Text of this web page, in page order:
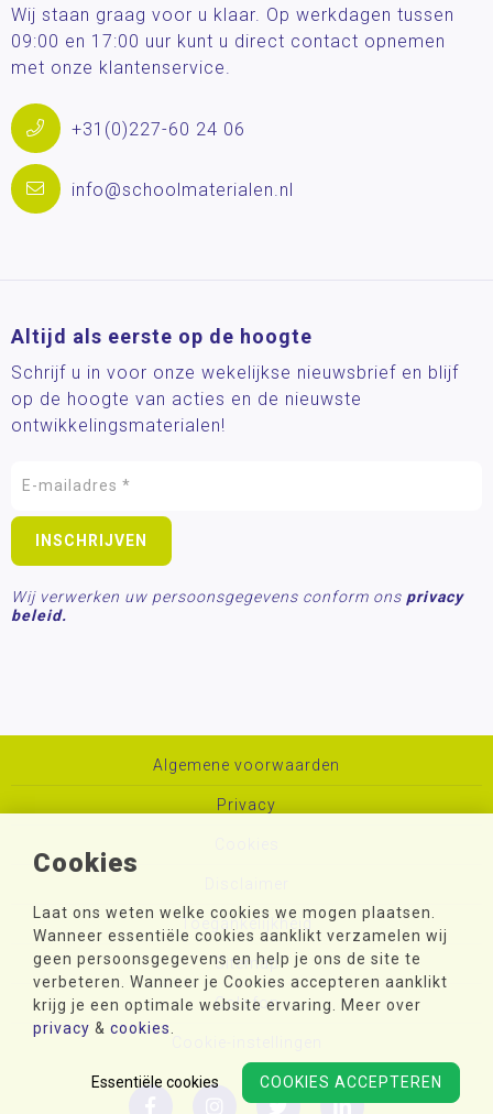
Cookies
Laat ons weten welke cookies we mogen plaatsen.
Wanneer essentiële cookies aanklikt verzamelen wij
geen persoonsgegevens en help je ons de site te
verbeteren. Wanneer je Cookies accepteren aanklikt
krijg je een optimale website ervaring. Meer over
privacy & cookies
COOKIES ACCEPTEREN
Essentiële cookies
Wij staan graag voor u klaar. Op werkdagen tussen
09:00 en 17:00 uur kunt u direct contact opnemen
met onze klantenservice.
+31(0)227-60 24 06
info@schoolmaterialen.nl
Altijd als eerste op de hoogte
Schrijf u in voor onze wekelijkse nieuwsbrief en blijf
op de hoogte van acties en de nieuwste
ontwikkelingsmaterialen!
Wij verwerken uw persoonsgegevens conform ons privacy
beleid.
Algemene voorwaarden
Privacy
Toegankelijkheid
Sitemap
Colofon